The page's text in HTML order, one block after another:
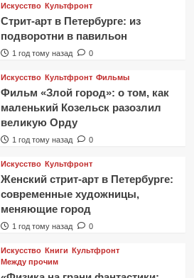
Искусство Культфронт
Стрит-арт в Петербурге: из
подворотни в павильон
1 год тому назад 0
Искусство Культфронт Фильмы
Фильм «Злой город»: о том, как
маленький Козельск разозлил
великую Орду
1 год тому назад 0
Искусство Культфронт
Женский стрит-арт в Петербурге:
современные художницы,
меняющие город
1 год тому назад 0
Искусство Книги Культфронт
Между прочим